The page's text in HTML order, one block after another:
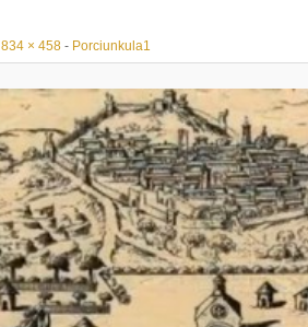
834 × 458 - Porciunkula1